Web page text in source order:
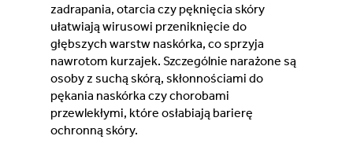
zadrapania, otarcia czy pęknięcia skóry
ułatwiają wirusowi przeniknięcie do
głębszych warstw naskórka, co sprzyja
nawrotom kurzajek. Szczególnie narażone są
osoby z suchą skórą, skłonnościami do
pękania naskórka czy chorobami
przewlekłymi, które osłabiają barierę
ochronną skóry.